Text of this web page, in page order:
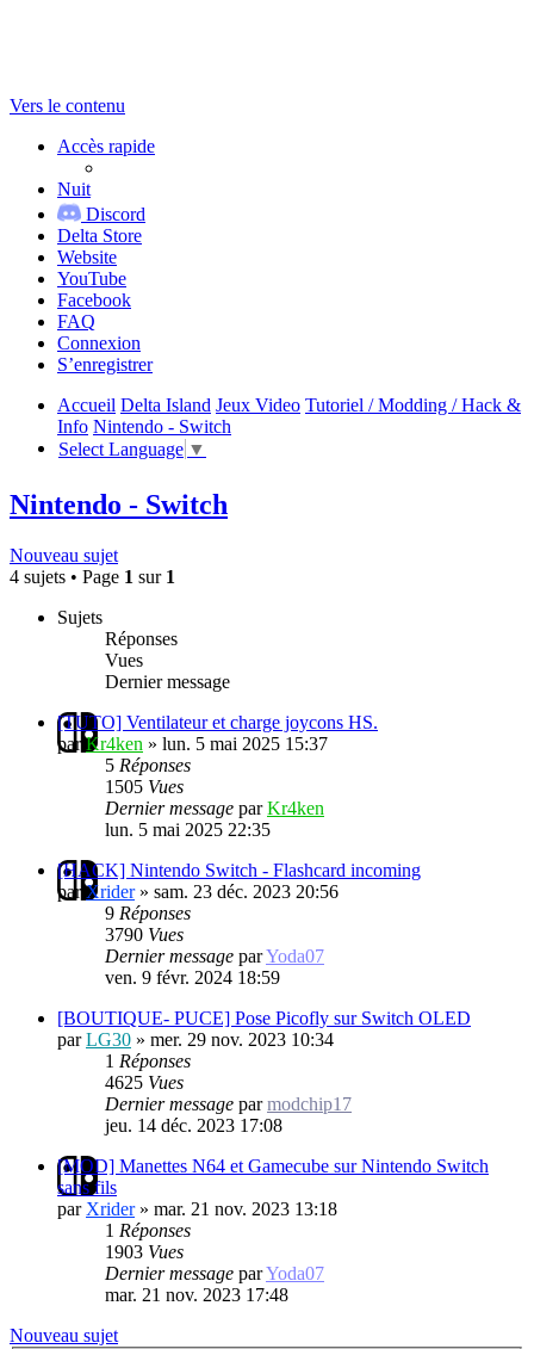
Vers le contenu
Accès rapide
Nuit
Discord
Delta Store
Website
YouTube
Facebook
FAQ
Connexion
S’enregistrer
Accueil Delta Island Jeux Video Tutoriel / Modding / Hack &
Info Nintendo - Switch
Select Language ▼
Nintendo - Switch
Nouveau sujet
4 sujets • Page 1 sur 1
Sujets
Réponses
Vues
Dernier message
[TUTO] Ventilateur et charge joycons HS.
parKr4ken » lun. 5 mai 2025 15:37
5 Réponses
1505 Vues
Dernier message parKr4ken
lun. 5 mai 2025 22:35
[HACK] Nintendo Switch - Flashcard incoming
parXrider» sam. 23 déc. 2023 20:56
9 Réponses
3790 Vues
Dernier message parYoda07
ven. 9 févr. 2024 18:59
[BOUTIQUE- PUCE] Pose Picofly sur Switch OLED
parLG30 » mer. 29 nov. 2023 10:34
1 Réponses
4625 Vues
Dernier message parmodchip17
jeu. 14 déc. 2023 17:08
[MOD] Manettes N64 et Gamecube sur Nintendo Switch
sans fils
par Xrider» mar. 21 nov. 2023 13:18
1 Réponses
1903 Vues
Dernier message parYoda07
mar. 21 nov. 2023 17:48
Nouveau sujet